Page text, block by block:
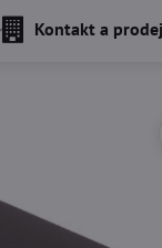
Kontakt a